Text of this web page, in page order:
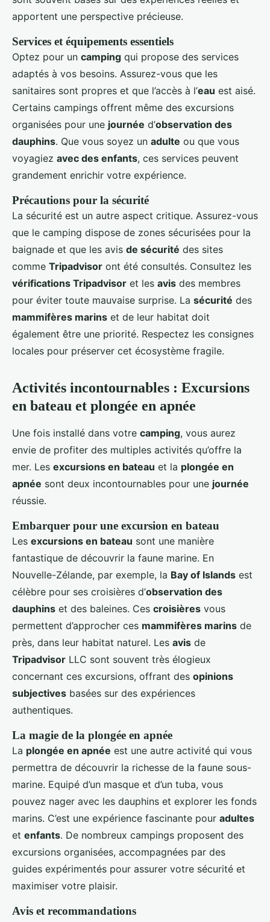
apportent une perspective précieuse.
Services et équipements essentiels
Optez pour un camping qui propose des services
adaptés à vos besoins. Assurez-vous que les
sanitaires sont propres et que l’accès à l’eau est aisé.
Certains campings offrent même des excursions
organisées pour une journée d’observation des
dauphins. Que vous soyez un adulte ou que vous
voyagiez avec des enfants, ces services peuvent
grandement enrichir votre expérience.
Précautions pour la sécurité
La sécurité est un autre aspect critique. Assurez-vous
que le camping dispose de zones sécurisées pour la
baignade et que les avis de sécurité des sites
comme Tripadvisor ont été consultés. Consultez les
vérifications Tripadvisor et les avis des membres
pour éviter toute mauvaise surprise. La sécurité des
mammifères marins et de leur habitat doit
également être une priorité. Respectez les consignes
locales pour préserver cet écosystème fragile.
Activités incontournables : Excursions
en bateau et plongée en apnée
Une fois installé dans votre camping, vous aurez
envie de profiter des multiples activités qu’offre la
mer. Les excursions en bateau et la plongée en
apnée sont deux incontournables pour une journée
réussie.
Embarquer pour une excursion en bateau
Les excursions en bateau sont une manière
fantastique de découvrir la faune marine. En
Nouvelle-Zélande, par exemple, la Bay of Islands est
célèbre pour ses croisières d’observation des
dauphins et des baleines. Ces croisières vous
permettent d’approcher ces mammifères marins de
près, dans leur habitat naturel. Les avis de
Tripadvisor LLC sont souvent très élogieux
concernant ces excursions, offrant des opinions
subjectives basées sur des expériences
authentiques.
La magie de la plongée en apnée
La plongée en apnée est une autre activité qui vous
permettra de découvrir la richesse de la faune sous-
marine. Equipé d’un masque et d’un tuba, vous
pouvez nager avec les dauphins et explorer les fonds
marins. C’est une expérience fascinante pour adultes
et enfants. De nombreux campings proposent des
excursions organisées, accompagnées par des
guides expérimentés pour assurer votre sécurité et
maximiser votre plaisir.
Avis et recommandations